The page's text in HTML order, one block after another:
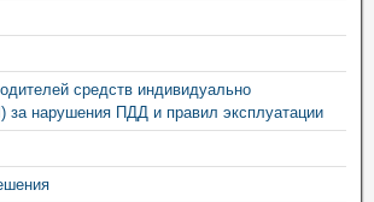
средств индивидуально
за нарушения ПДД и правил эксплуатации